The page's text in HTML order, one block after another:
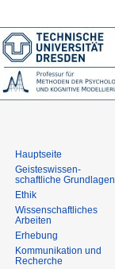
Hauptseite
Geisteswissen-
schaftliche Grundlagen
Ethik
Wissenschaftliches
Arbeiten
Erhebung
Kommunikation und
Recherche